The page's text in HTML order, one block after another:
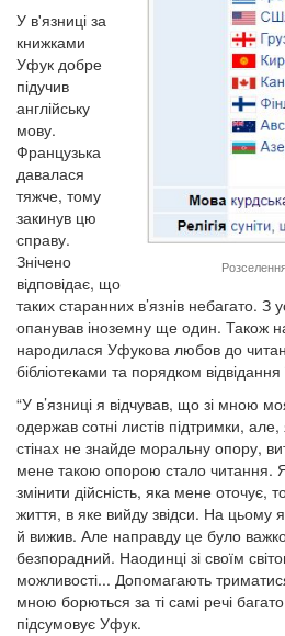
Розселення
У в'язниці за
книжками
Уфук добре
підучив
англійську
мову.
Французька
давалася
тяжче, тому
закинув цю
справу.
Знічено
відповідає, що
таких старанних в’язнів небагато. З
опанував іноземну ще один. Також
народилася Уфукова любов до
бібліотеками та порядком відвідання
“У в’язниці я відчував, що зі мною
одержав сотні листів підтримки,
стінах не знайде моральну опору,
мене такою опорою стало читання.
змінити дійсність, яка мене оточує,
життя, в яке вийду звідси. На цьому
й вижив. Але направду це було
безпорадний. Наодинці зі своїм
можливості... Допомагають
мною борються за ті самі речі
підсумовує Уфук.